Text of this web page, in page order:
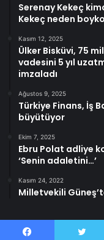
Serenay Kekeç
Kekeç neden
Kasım 12, 2025
Ülker Bisküvi, 75
vadesini 5 yıl
imzaladı
Ağustos 9, 2025
Türkiye Finans, İş
büyütüyor
Ekim 7, 2025
Ebru Polat adliye
‘Senin adaletini…’
Kasım 24, 2022
Milletvekili